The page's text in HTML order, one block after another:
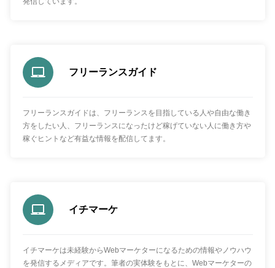
フリーランスガイド
フリーランスガイドは、フリーランスを目指している人や自由な働き
方をしたい人、フリーランスになったけど稼げていない人に働き方や
稼ぐヒントなど有益な情報を配信してます。
イチマーケ
イチマーケは未経験からWebマーケターになるための情報やノウハウ
を発信するメディアです。筆者の実体験をもとに、Webマーケターの